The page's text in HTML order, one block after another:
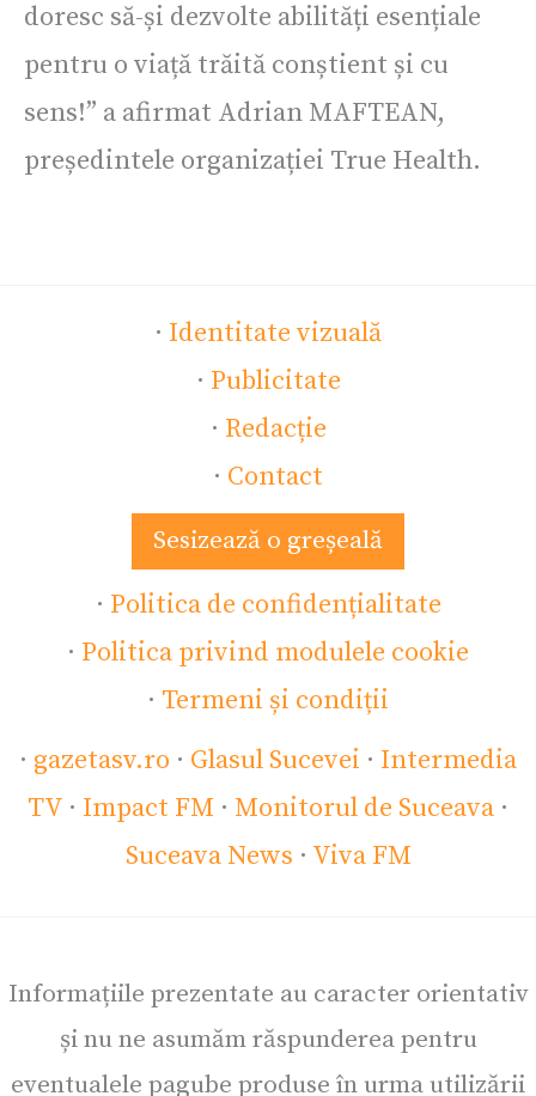
doresc să-și dezvolte abilități esențiale
pentru o viață trăită conștient și cu
sens!” a afirmat Adrian MAFTEAN,
președintele organizației True Health.
· Identitate vizuală
· Publicitate
· Redacție
· Contact
Sesizează o greșeală
· Politica de confidențialitate
· Politica privind modulele cookie
· Termeni și condiții
· gazetasv.ro · Glasul Sucevei · Intermedia
TV · Impact FM · Monitorul de Suceava ·
Suceava News · Viva FM
Informațiile prezentate au caracter orientativ
și nu ne asumăm răspunderea pentru
eventualele pagube produse în urma utilizării